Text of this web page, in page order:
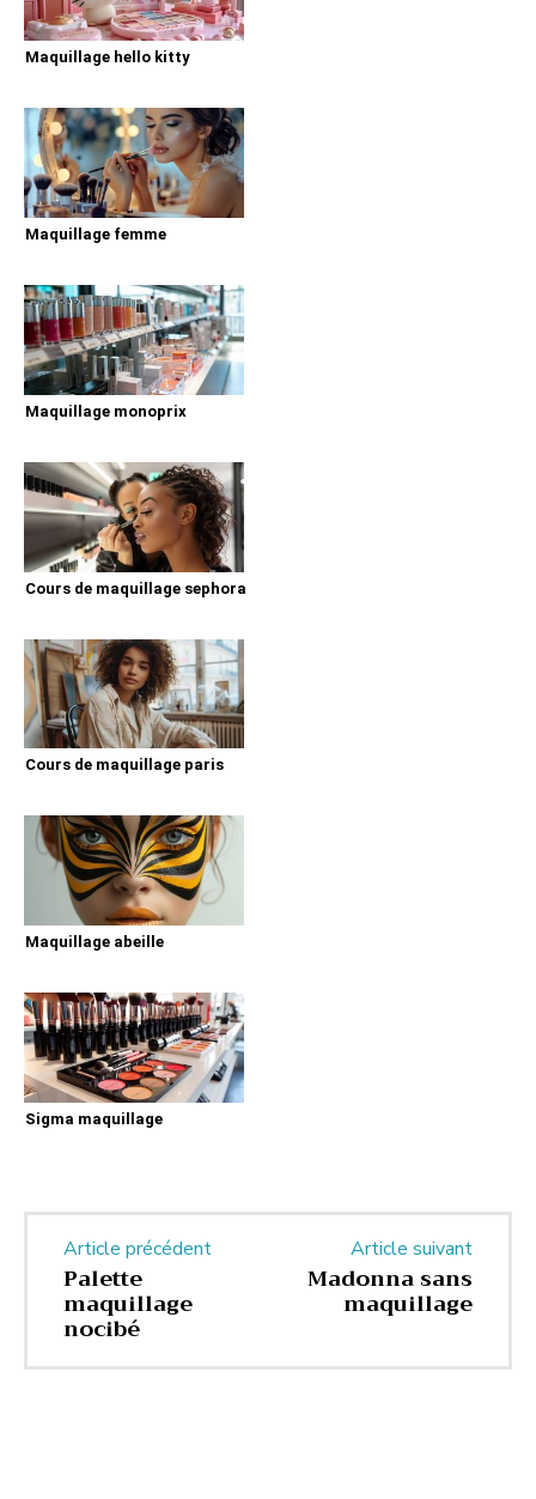
Maquillage hello kitty
Maquillage femme
Maquillage monoprix
Cours de maquillage sephora
Cours de maquillage paris
Maquillage abeille
Sigma maquillage
Article précédent
Palette
maquillage
nocibé
Article suivant
Madonna sans
maquillage